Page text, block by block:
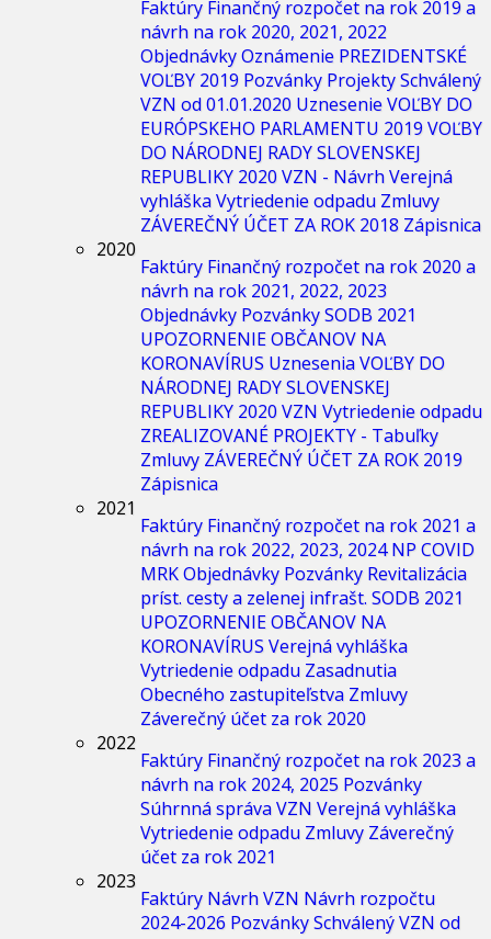
Faktúry Finančný rozpočet na rok 2019 a
návrh na rok 2020, 2021, 2022
ObjednávkyOznámenie PREZIDENTSKÉ
VOĽBY 2019 Pozvánky ProjektySchválený
VZN od 01.01.2020 UznesenieVOĽBY DO
EURÓPSKEHO PARLAMENTU 2019VOĽBY
DO NÁRODNEJ RADY SLOVENSKEJ
REPUBLIKY 2020VZN - NávrhVerejná
vyhláškaVytriedenie odpadu Zmluvy
ZÁVEREČNÝ ÚČET ZA ROK 2018 Zápisnica
2020
Faktúry Finančný rozpočet na rok 2020 a
návrh na rok 2021, 2022, 2023
Objednávky PozvánkySODB 2021
UPOZORNENIE OBČANOV NA
KORONAVÍRUS UzneseniaVOĽBY DO
NÁRODNEJ RADY SLOVENSKEJ
REPUBLIKY 2020VZN Vytriedenie odpadu
ZREALIZOVANÉ PROJEKTY - Tabuľky
Zmluvy ZÁVEREČNÝ ÚČET ZA ROK 2019
Zápisnica
2021
Faktúry Finančný rozpočet na rok 2021 a
návrh na rok 2022, 2023, 2024 NP COVID
MRKObjednávky Pozvánky Revitalizácia
príst. cesty a zelenej infrašt. SODB 2021
UPOZORNENIE OBČANOV NA
KORONAVÍRUSVerejná vyhláška
Vytriedenie odpadu Zasadnutia
Obecného zastupiteľstva Zmluvy
Záverečný účet za rok 2020
2022
Faktúry Finančný rozpočet na rok 2023 a
návrh na rok 2024, 2025 Pozvánky
Súhrnná správaVZN Verejná vyhláška
Vytriedenie odpadu Zmluvy Záverečný
účet za rok 2021
2023
Faktúry Návrh VZN Návrh rozpočtu
2024-2026 PozvánkySchválený VZN od